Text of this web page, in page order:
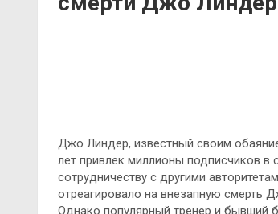
Джо Линдер, известный своим
лет привлек миллионы подписчиков в
сотрудничеству с другими
отреагировало на внезапную смерть
Однако популярный тренер и бывший